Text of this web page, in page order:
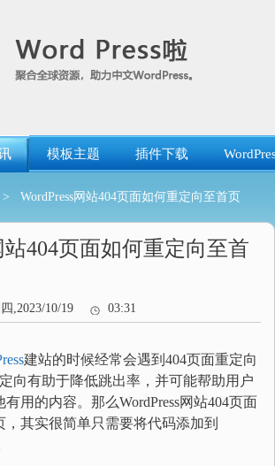
模板主题 插件下载
> WordPress网站404页面如何重定向至首页
站404页面如何重定向至首
,2023/10/19 03:31
建站的时候经常会遇到404页面重定向
向有助于降低跳出率，并可能帮助用户
用的内容。那么WordPress网站404页面
，其实很简单只需要将代码添加到